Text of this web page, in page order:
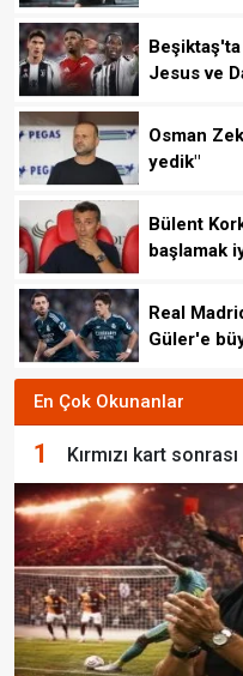
Jesus ve
Osman
yedik"
Bülent
başlamak
Real
Güler'e
En Çok Okunanlar
1 Kırmızı kart